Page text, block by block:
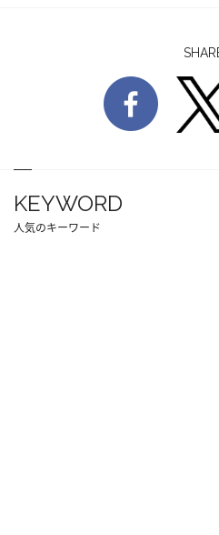
KEYWORD
人気のキーワード